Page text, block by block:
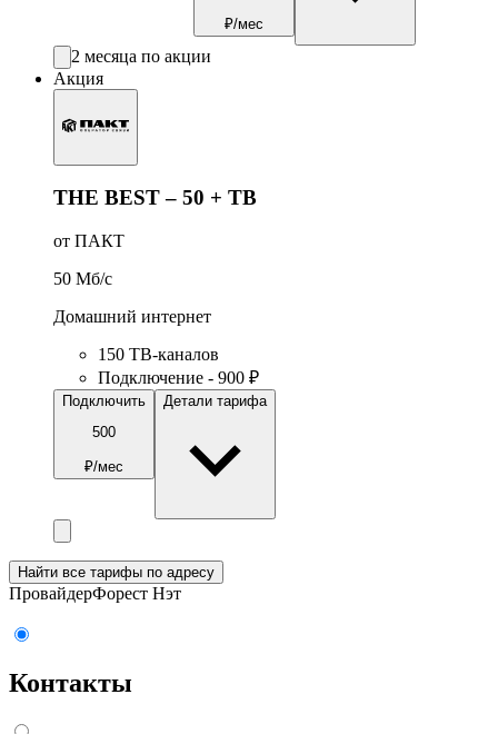
₽/мес
2 месяца по акции
Акция
THE BEST – 50 + ТВ
от ПАКТ
50 Мб/c
Домашний интернет
150 ТВ-каналов
Подключение - 900 ₽
Подключить
500
₽/мес
Детали тарифа
Найти все тарифы по адресу
ПровайдерФорест Нэт
Контакты